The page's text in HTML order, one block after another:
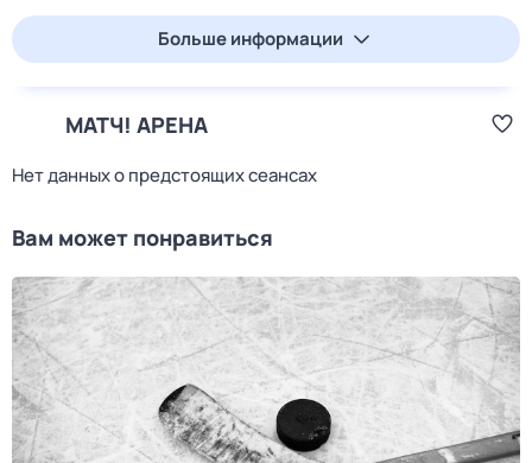
Больше информации
МАТЧ! АРЕНА
Нет данных о предстоящих сеансах
Вам может понравиться